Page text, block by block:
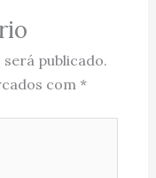
publicado.
com *